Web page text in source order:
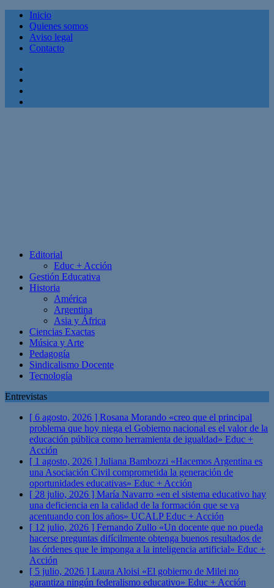
Inicio
Quienes somos
Aviso legal
Contacto
Editorial
Educ + Acción
Gestión Educativa
Historia
América
Argentina
Asia y África
Ciencias Exactas
Música y Arte
Pedagogía
Sindicalismo Docente
Tecnología
Entrevistas
[ 6 agosto, 2026 ] Rosana Morando «creo que el principal
problema que hoy niega el Gobierno nacional es el valor de la
educación pública como herramienta de igualdad» Educ +
Acción
[ 1 agosto, 2026 ] Juliana Bambozzi «Hacemos Argentina es
una Asociación Civil comprometida la generación de
oportunidades educativas» Educ + Acción
[ 28 julio, 2026 ] María Navarro «en el sistema educativo hay
una deficiencia en la calidad de la formación que se va
acentuando con los años» UCALPEduc + Acción
[ 12 julio, 2026 ] Fernando Zullo «Un docente que no pueda
hacerse preguntas difícilmente obtenga buenos resultados de
las órdenes que le imponga a la inteligencia artificial» Educ +
Acción
[ 5 julio, 2026 ] Laura Aloisi «El gobierno de Milei no
garantiza ningún federalismo educativo» Educ + Acción